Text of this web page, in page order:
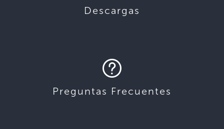
Descargas
Preguntas Frecuentes